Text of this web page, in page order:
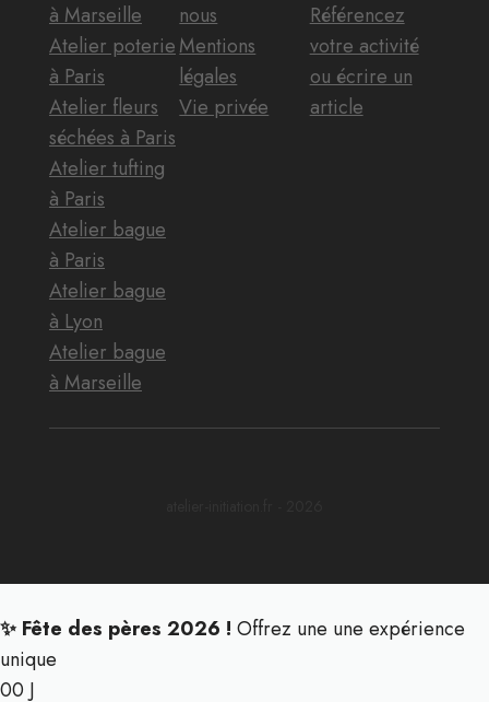
à Marseille
Atelier poterie
à Paris
Atelier fleurs
séchées à Paris
Atelier tufting
à Paris
Atelier bague
à Paris
Atelier bague
à Lyon
Atelier bague
à Marseille
nous
Mentions
légales
Vie privée
Référencez
votre activité
ou écrire un
article
✨ Fête des pères 2026 ! Offrez une une expérience
unique
00 J